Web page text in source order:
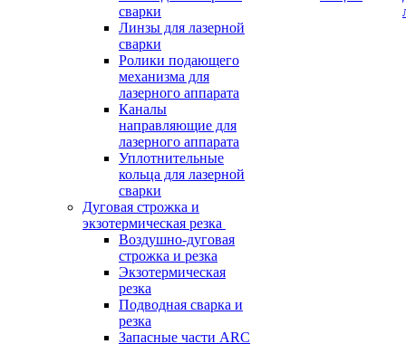
сварки
Линзы для лазерной
сварки
Ролики подающего
механизма для
лазерного аппарата
Каналы
направляющие для
лазерного аппарата
Уплотнительные
кольца для лазерной
сварки
Дуговая строжка и
экзотермическая резка
Воздушно-дуговая
строжка и резка
Экзотермическая
резка
Подводная сварка и
резка
Запасные части ARC